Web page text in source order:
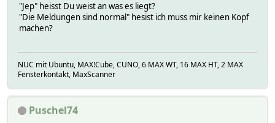
"Jep" heisst Du weist an was es liegt?
"Die Meldungen sind normal" hesist ich muss mir keinen Kopf
machen?
NUC mit Ubuntu, MAX!Cube, CUNO, 6 MAX WT, 16 MAX HT, 2 MAX
Fensterkontakt, MaxScanner
Puschel74